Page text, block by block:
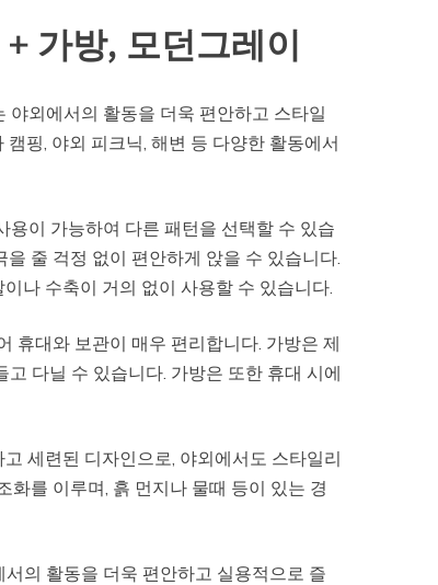
가방, 모던그레이
외에서의 활동을 더욱 편안하고 스타일
핑, 야외 피크닉, 해변 등 다양한 활동에서
이 가능하여 다른 패턴을 선택할 수 있습
줄 걱정 없이 편안하게 앉을 수 있습니다.
나 수축이 거의 없이 사용할 수 있습니다.
휴대와 보관이 매우 편리합니다. 가방은 제
다닐 수 있습니다. 가방은 또한 휴대 시에
세련된 디자인으로, 야외에서도 스타일리
를 이루며, 흙 먼지나 물때 등이 있는 경
의 활동을 더욱 편안하고 실용적으로 즐